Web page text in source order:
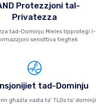
Protezzjoni tal-
Privatezza
tad-Dominju Ħieles tipproteġi l-
sensittiva tiegħek
tad-Dominju
għażla vasta ta' TLDs ta' dominji